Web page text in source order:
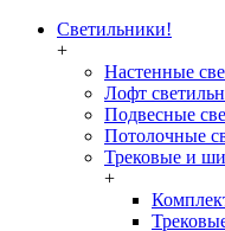
Светильники!
+
Настенные
Лофт
Подвесные
Потолочные
Трековые и
+